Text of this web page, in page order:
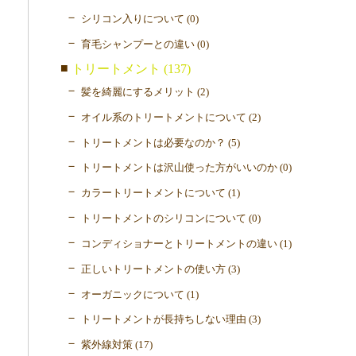
シリコン入りについて (0)
育毛シャンプーとの違い (0)
トリートメント (137)
髪を綺麗にするメリット (2)
オイル系のトリートメントについて (2)
トリートメントは必要なのか？ (5)
トリートメントは沢山使った方がいいのか (0)
カラートリートメントについて (1)
トリートメントのシリコンについて (0)
コンディショナーとトリートメントの違い (1)
正しいトリートメントの使い方 (3)
オーガニックについて (1)
トリートメントが長持ちしない理由 (3)
紫外線対策 (17)